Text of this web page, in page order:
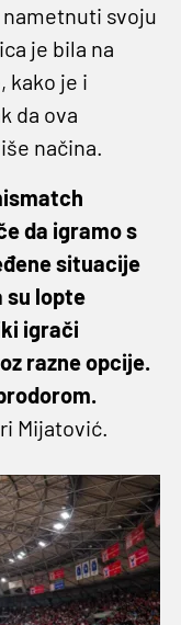
svoju
je bila na
kako je i
da ova
načina.
da igramo s
situacije
su lopte
igrači
razne opcije.
Mijatović.